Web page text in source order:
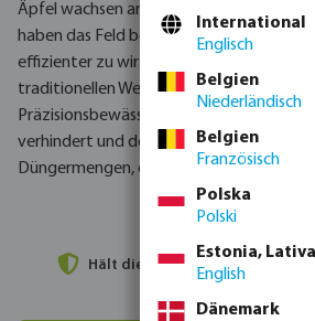
Äpfel wachsen an Bäumen auf offenem
haben das Feld bereits gegen
effizienter zu wirtschaften.
traditionellen Weg?Dann raten wir zu
Präzisionsbewässerungssystem.
verhindert und der Züchter entscheidet
Düngermengen, die er verabreicht.
Hält die Blätter trocken
International
Englisch
Belgien
Niederländisch
Belgien
Französisch
Polska
Polski
Estonia,
English
Dänemark